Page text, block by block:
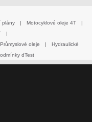
plány Motocyklové oleje 4T
Průmyslové oleje
Hydraulické
dTest